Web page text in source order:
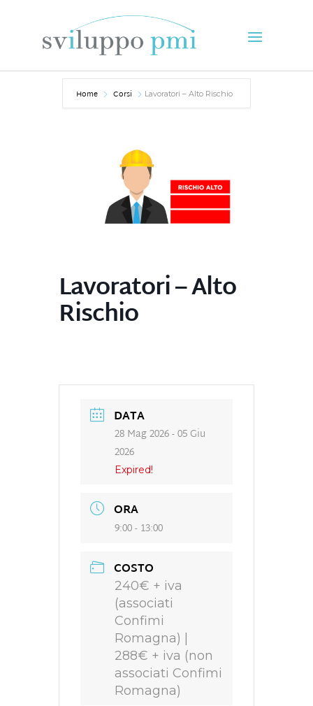
Home Corsi Lavoratori – Alto Rischio
Lavoratori – Alto
Rischio
DATA
28 Mag 2026- 05 Giu
2026
Expired!
ORA
9:00 - 13:00
COSTO
240€ + iva
(associati
Confimi
Romagna) |
288€ + iva (non
associati Confimi
Romagna)